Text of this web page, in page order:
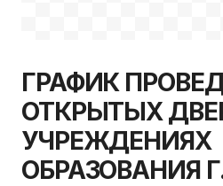
ГРАФИК
ОТКРЫТЫХ
УЧРЕЖДЕНИЯХ
ОБРАЗОВАНИЯ